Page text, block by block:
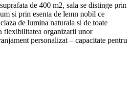
de 400 m2, sala se distinge prin
si prin esenta de lemn nobil ce
de lumina naturala si de toate
flexibilitatea organizarii unor
personalizat – capacitate pentru